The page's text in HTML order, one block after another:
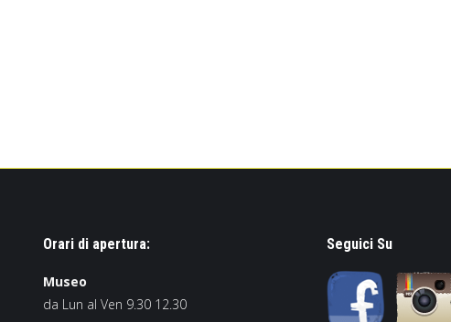
Orari di apertura:
Museo
da Lun al Ven 9.30 12.30
Seguici Su